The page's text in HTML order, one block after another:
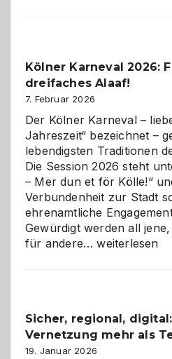
Kölner Karneval 2026:
dreifaches Alaaf!
7. Februar 2026
Der Kölner Karneval –
Jahreszeit“ bezeichnet –
lebendigsten Traditionen
Die Session 2026 steht
– Mer dun et för Kölle!“
Verbundenheit zur Stadt
ehrenamtliche
Gewürdigt werden all
für andere…Kölner
ein
dreifaches
Alaaf!
weiterlesen
Sicher, regional,
Vernetzung mehr als
19. Januar 2026